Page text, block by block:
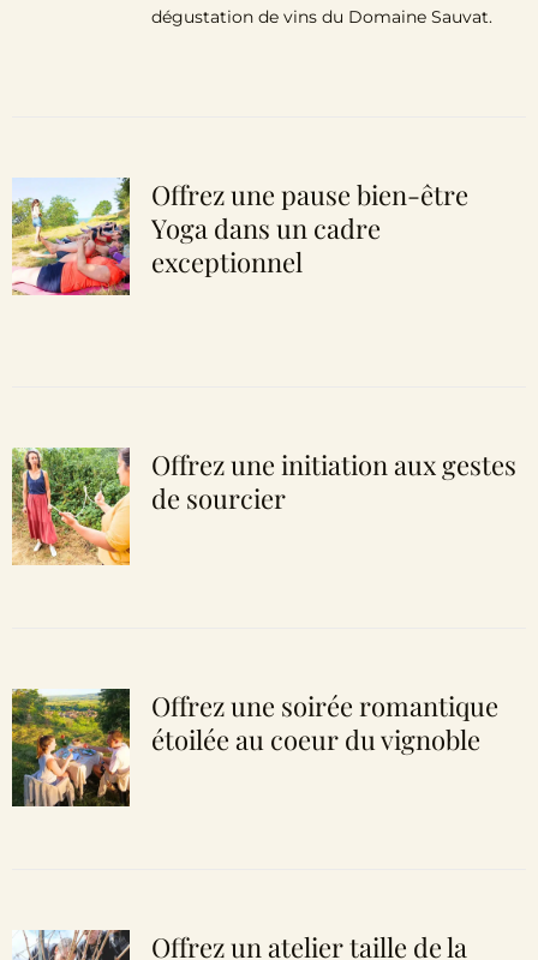
dégustation de vins du Domaine Sauvat.
Offrez une pause bien-être
Yoga dans un cadre
exceptionnel
Offrez une initiation aux gestes
de sourcier
Offrez une soirée romantique
étoilée au coeur du vignoble
Offrez un atelier taille de la